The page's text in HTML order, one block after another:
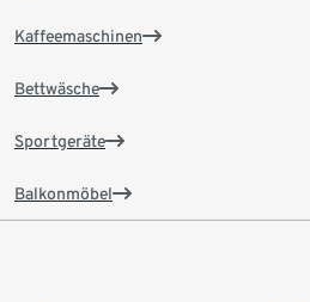
Kaffeemaschinen
Bettwäsche
Sportgeräte
Balkonmöbel